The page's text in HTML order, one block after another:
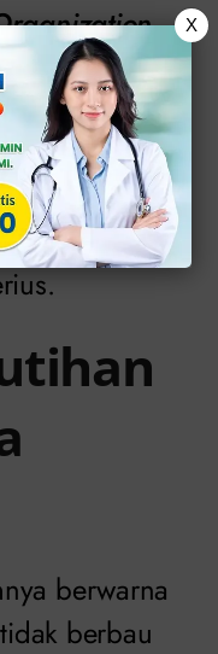
,
infeksi
paling
dan
berwarna
berbau
X